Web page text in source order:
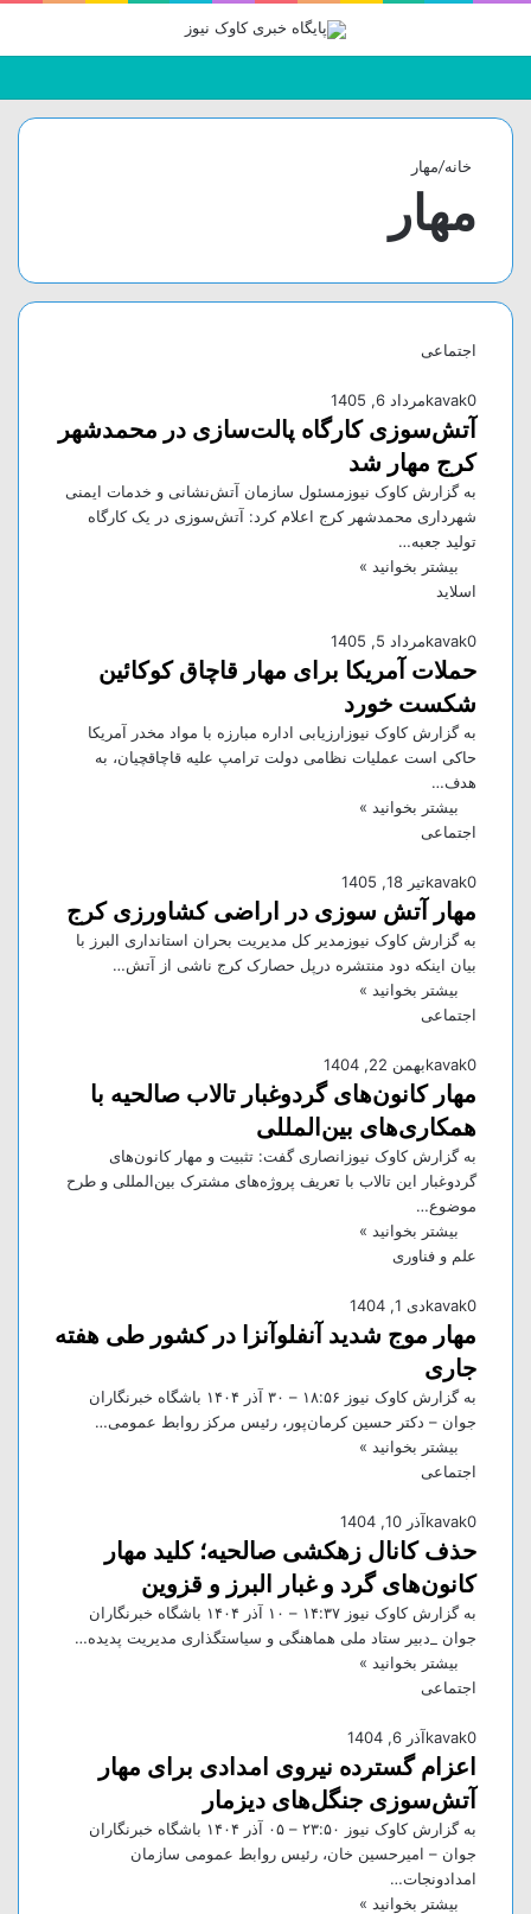
خانه/مهار
مهار
اجتماعی
kavakمرداد 6, 1405 0
آتش‌سوزی کارگاه پالت‌سازی در محمدشهر
کرج مهار شد
به گزارش کاوک نیوزمسئول سازمان آتش‌نشانی و خدمات ایمنی
شهرداری محمدشهر کرج اعلام کرد: آتش‌سوزی در یک کارگاه
تولید جعبه…
بیشتر بخوانید »
اسلاید
kavakمرداد 5, 1405 0
حملات آمریکا برای مهار قاچاق کوکائین
شکست خورد
به گزارش کاوک نیوزارزیابی اداره مبارزه با مواد مخدر آمریکا
حاکی است عملیات نظامی دولت ترامپ علیه قاچاقچیان، به
هدف…
بیشتر بخوانید »
اجتماعی
kavakتیر 18, 1405 0
مهار آتش سوزی در اراضی کشاورزی کرج
به گزارش کاوک نیوزمدیر کل مدیریت بحران استانداری البرز با
بیان اینکه دود منتشره درپل حصارک کرج ناشی از آتش…
بیشتر بخوانید »
اجتماعی
kavakبهمن 22, 1404 0
مهار کانون‌های گردوغبار تالاب صالحیه با
همکاری‌های بین‌المللی
به گزارش کاوک نیوزانصاری گفت: تثبیت و مهار کانون‌های
گردوغبار این تالاب با تعریف پروژه‌های مشترک بین‌المللی و طرح
موضوع…
بیشتر بخوانید »
علم و فناوری
kavakدی 1, 1404 0
مهار موج شدید آنفلوآنزا در کشور طی هفته
جاری
به گزارش کاوک نیوز ۱۸:۵۶ – ۳۰ آذر ۱۴۰۴ باشگاه خبرنگاران
جوان – دکتر حسین کرمان‌پور، رئیس مرکز روابط عمومی…
بیشتر بخوانید »
اجتماعی
kavakآذر 10, 1404 0
حذف کانال زهکشی صالحیه؛ کلید مهار
کانون‌های گرد و غبار البرز و قزوین
به گزارش کاوک نیوز ۱۴:۳۷ – ۱۰ آذر ۱۴۰۴ باشگاه خبرنگاران
جوان _دبیر ستاد ملی هماهنگی و سیاستگذاری مدیریت پدیده…
بیشتر بخوانید »
اجتماعی
kavakآذر 6, 1404 0
اعزام گسترده نیروی امدادی برای مهار
آتش‌سوزی جنگل‌های دیزمار
به گزارش کاوک نیوز ۲۳:۵۰ – ۰۵ آذر ۱۴۰۴ باشگاه خبرنگاران
جوان – امیرحسین خان، رئیس روابط عمومی سازمان
امدادونجات…
بیشتر بخوانید »